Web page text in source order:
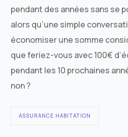
pendant des années sans se
alors qu’une simple
économiser une somme
que feriez-vous avec 100€
pendant les 10 prochaines
non ?
ASSURANCE HABITATION